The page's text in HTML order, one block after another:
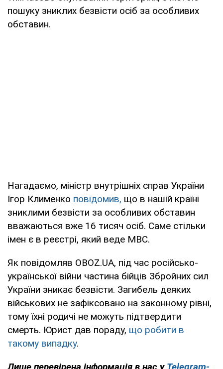
пошуку зниклих безвісти осіб за особливих
обставин.
Нагадаємо, міністр внутрішніх справ України
Ігор Клименко повідомив, що в нашій країні
зниклими безвісти за особливих обставин
вважаються вже 16 тисяч осіб. Саме стільки
імен є в реєстрі, який веде МВС.
Як повідомляв OBOZ.UA, під час російсько-
української війни частина бійців Збройних сил
України зникає безвісти. Загибель деяких
військових не зафіксовано на законному рівні,
тому їхні родичі не можуть підтвердити
смерть. Юрист дав пораду, що робити в
такому випадку.
Лише перевірена інформація в нас у Telegram-